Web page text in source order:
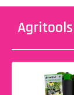
Agritools